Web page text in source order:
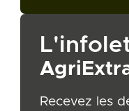
Recevez les